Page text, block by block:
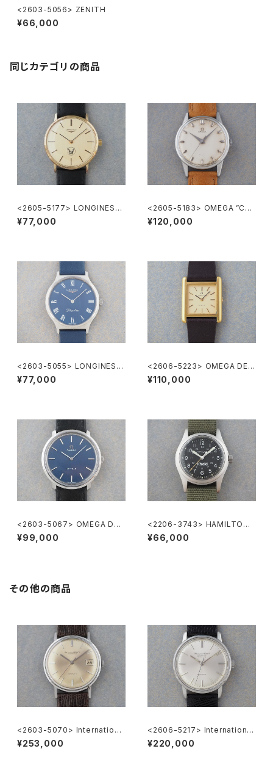
<2603-5056> ZENITH
¥66,000
同じカテゴリの商品
<2605-5177> LONGINES
”大正製薬”
¥77,000
<2605-5183> OMEGA ”Cal.
285"
¥120,000
<2603-5055> LONGINES F
lagship
¥77,000
<2606-5223> OMEGA DE V
ILLE
¥110,000
<2603-5067> OMEGA DE-
VILLE
¥99,000
<2206-3743> HAMILTON
Khaki
¥66,000
その他の商品
<2603-5070> Internationa
l Watch Co. R807A
¥253,000
<2606-5217> International
National Co. "TURLER"
¥220,000